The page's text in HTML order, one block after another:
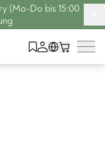
(Mo-Do bis 15:00